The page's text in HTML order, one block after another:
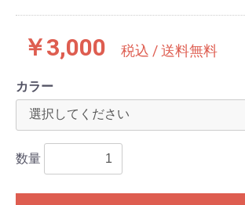
￥3,000 税込 / 送料無料
カラー
数量